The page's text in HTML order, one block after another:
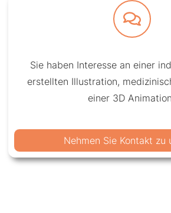
Sie haben Interesse an einer
erstellten Illustration,
einer 3D
Nehmen Sie Kontakt zu